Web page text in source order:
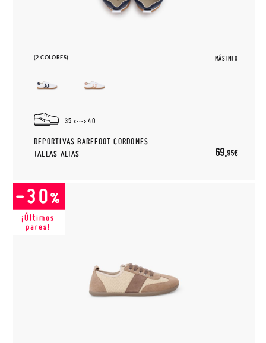
(2 COLORES) MÁS INFO
35 40
DEPORTIVAS BAREFOOT CORDONES
TALLAS ALTAS
69,95€